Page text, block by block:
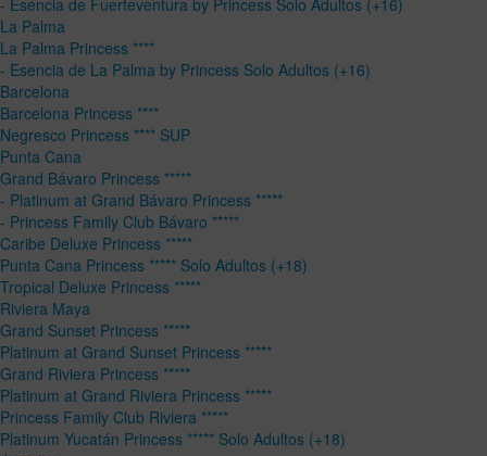
La Palma
La Palma Princess ****
- Esencia de La Palma by Princess Solo Adultos (+16)
Barcelona
Barcelona Princess ****
Negresco Princess **** SUP
Punta Cana
Grand Bávaro Princess *****
- Platinum at Grand Bávaro Princess *****
- Princess Family Club Bávaro *****
Caribe Deluxe Princess *****
Punta Cana Princess ***** Solo Adultos (+18)
Tropical Deluxe Princess *****
Riviera Maya
Grand Sunset Princess *****
Platinum at Grand Sunset Princess *****
Grand Riviera Princess *****
Platinum at Grand Riviera Princess *****
Princess Family Club Riviera *****
Platinum Yucatán Princess ***** Solo Adultos (+18)